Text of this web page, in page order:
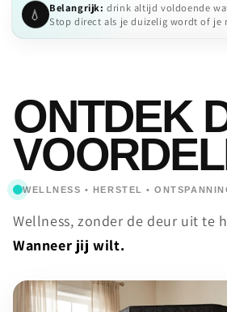
💧 Belangrijk: drink altijd voldoende
Stop direct als je duizelig wordt of je
ONTDEK
WELLNESS • HERSTEL •
Wellness, zonder de deur uit te
Wanneer jij wilt.